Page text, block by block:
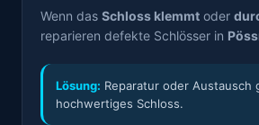
Wenn das Schloss klemmt oder
reparieren defekte Schlösser in
Lösung: Reparatur oder Austausch
hochwertiges Schloss.